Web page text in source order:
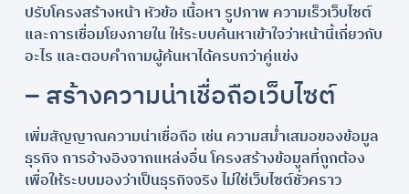
ปรับโครงสร้างหน้า หัวข้อ เนื้อหา รูปภาพ ความเร็วเว็บไซต์
และการเชื่อมโยงภายใน ให้ระบบค้นหาเข้าใจว่าหน้านี้เกี่ยวกับ
อะไร และตอบคำถามผู้ค้นหาได้ครบกว่าคู่แข่ง
– สร้างความน่าเชื่อถือเว็บไซต์
เพิ่มสัญญาณความน่าเชื่อถือ เช่น ความสม่ำเสมอของข้อมูล
ธุรกิจ การอ้างอิงจากแหล่งอื่น โครงสร้างข้อมูลที่ถูกต้อง
เพื่อให้ระบบมองว่าเป็นธุรกิจจริง ไม่ใช่เว็บไซต์ชั่วคราว